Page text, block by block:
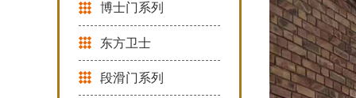
博士门系列
东方卫士
段滑门系列